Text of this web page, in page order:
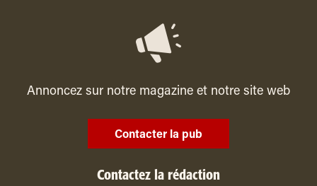
Annoncez sur notre magazine et notre site web
Contacter la pub
Contactez la rédaction